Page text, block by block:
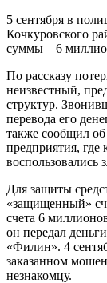
5 сентября в
Кочкуровского
суммы – 6
По рассказу
неизвестный,
структур.
перевода его
также сообщил
предприятия, где
Для защиты
«защищенный»
счета 6
он передал
«Филин». 4
заказанном
незнакомцу.